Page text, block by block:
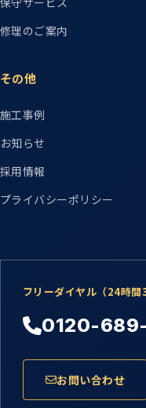
修理のご案内
その他
施工事例
お知らせ
採用情報
プライバシーポリシー
フリーダイヤル（24時間
0120-
お問い合わせ